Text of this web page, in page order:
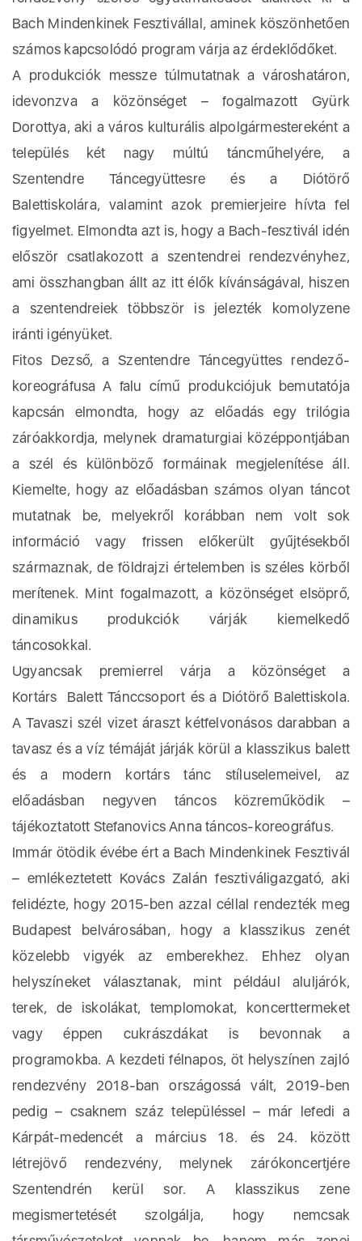
Bach Mindenkinek Fesztivállal, aminek köszönhetően
számos kapcsolódó program várja az érdeklődőket.
A produkciók messze túlmutatnak a városhatáron,
idevonzva a közönséget – fogalmazott Gyürk
Dorottya, aki a város kulturális alpolgármestereként a
település két nagy múltú táncműhelyére, a
Szentendre Táncegyüttesre és a Diótörő
Balettiskolára, valamint azok premierjeire hívta fel
figyelmet. Elmondta azt is, hogy a Bach-fesztivál idén
először csatlakozott a szentendrei rendezvényhez,
ami összhangban állt az itt élők kívánságával, hiszen
a szentendreiek többször is jelezték komolyzene
iránti igényüket.
Fitos Dezső, a Szentendre Táncegyüttes rendező-
koreográfusa A falu című produkciójuk bemutatója
kapcsán elmondta, hogy az előadás egy trilógia
záróakkordja, melynek dramaturgiai középpontjában
a szél és különböző formáinak megjelenítése áll.
Kiemelte, hogy az előadásban számos olyan táncot
mutatnak be, melyekről korábban nem volt sok
információ vagy frissen előkerült gyűjtésekből
származnak, de földrajzi értelemben is széles körből
merítenek. Mint fogalmazott, a közönséget elsöprő,
dinamikus produkciók várják kiemelkedő
táncosokkal.
Ugyancsak premierrel várja a közönséget a
Kortárs Balett Tánccsoport és a Diótörő Balettiskola.
A Tavaszi szél vizet áraszt kétfelvonásos darabban a
tavasz és a víz témáját járják körül a klasszikus balett
és a modern kortárs tánc stíluselemeivel, az
előadásban negyven táncos közreműködik –
tájékoztatott Stefanovics Anna táncos-koreográfus.
Immár ötödik évébe ért a Bach Mindenkinek Fesztivál
– emlékeztetett Kovács Zalán fesztiváligazgató, aki
felidézte, hogy 2015-ben azzal céllal rendezték meg
Budapest belvárosában, hogy a klasszikus zenét
közelebb vigyék az emberekhez. Ehhez olyan
helyszíneket választanak, mint például aluljárók,
terek, de iskolákat, templomokat, koncerttermeket
vagy éppen cukrászdákat is bevonnak a
programokba. A kezdeti félnapos, öt helyszínen zajló
rendezvény 2018-ban országossá vált, 2019-ben
pedig – csaknem száz településsel – már lefedi a
Kárpát-medencét a március 18. és 24. között
létrejövő rendezvény, melynek zárókoncertjére
Szentendrén kerül sor. A klasszikus zene
megismertetését szolgálja, hogy nemcsak